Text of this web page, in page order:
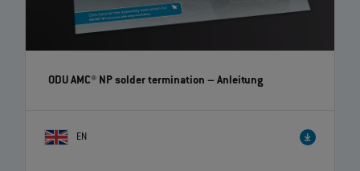
ODU AMC® NP solder termination – Anleitung
EN